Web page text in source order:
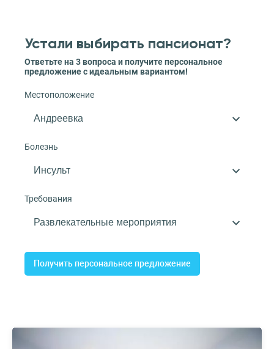
Устали выбирать пансионат?
Ответьте на 3 вопроса и получите персональное
предложение с идеальным вариантом!
Местоположение
Болезнь
Требования
Получить персональное предложение